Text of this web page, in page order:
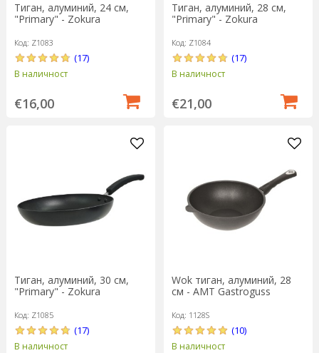
Тиган, алуминий, 24 см,
"Primary" - Zokura
Код: Z1083
(17)
В наличност
€16,00
Тиган, алуминий, 28 см,
"Primary" - Zokura
Код: Z1084
(17)
В наличност
€21,00
Тиган, алуминий, 30 см,
"Primary" - Zokura
Код: Z1085
(17)
В наличност
Wok тиган, алуминий, 28
см - AMT Gastroguss
Код: 1128S
(10)
В наличност